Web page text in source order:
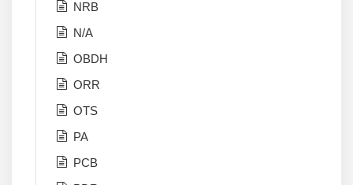
NRB
N/A
OBDH
ORR
OTS
PA
PCB